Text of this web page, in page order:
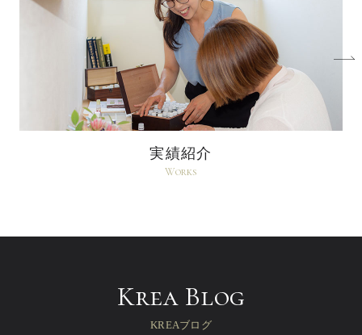
実績紹介
Works
Krea Blog
KREAブログ